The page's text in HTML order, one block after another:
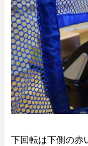
下回転は下側の赤